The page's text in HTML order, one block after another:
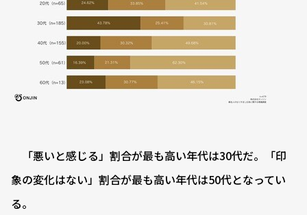
「悪いと感じる」割合が最も高い年代は30代だ。「印
象の変化はない」割合が最も高い年代は50代となってい
る。